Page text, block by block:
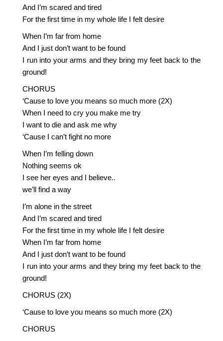
And I’m scared and tired
For the first time in my whole life I felt desire
When I’m far from home
And I just don’t want to be found
I run into your arms and they bring my feet back to the
ground!
CHORUS
‘Cause to love you means so much more (2X)
When I need to cry you make me try
I want to die and ask me why
‘Cause I can’t fight no more
When I’m felling down
Nothing seems ok
I see her eyes and I believe..
we’ll find a way
I’m alone in the street
And I’m scared and tired
For the first time in my whole life I felt desire
When I’m far from home
And I just don’t want to be found
I run into your arms and they bring my feet back to the
ground!
CHORUS (2X)
‘Cause to love you means so much more (2X)
CHORUS